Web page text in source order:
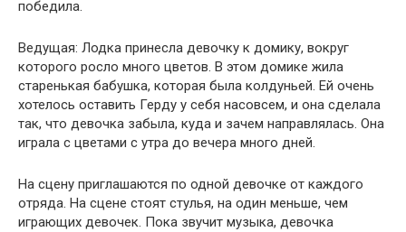
победила.
Ведущая: Лодка принесла девочку к домику, вокруг
которого росло много цветов. В этом домике жила
старенькая бабушка, которая была колдуньей. Ей очень
хотелось оставить Герду у себя насовсем, и она сделала
так, что девочка забыла, куда и зачем направлялась. Она
играла с цветами с утра до вечера много дней.
На сцену приглашаются по одной девочке от каждого
отряда. На сцене стоят стулья, на один меньше, чем
играющих девочек. Пока звучит музыка, девочка